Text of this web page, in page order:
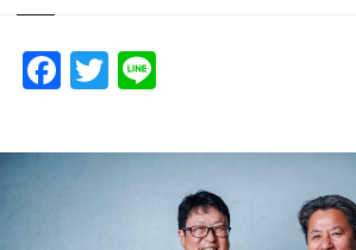
F
a
c
e
T
w
itt
er
e